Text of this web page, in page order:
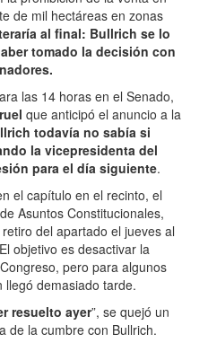
de mil hectáreas en zonas
al final: Bullrich se lo
tomado la decisión con
las 14 horas en el Senado,
que anticipó el anuncio a la
todavía no sabía si
la vicepresidenta del
para el día siguiente.
el capítulo en el recinto, el
Asuntos Constitucionales,
del apartado el jueves al
objetivo es desactivar la
pero para algunos
llegó demasiado tarde.
resuelto ayer”, se quejó un
de la cumbre con Bullrich.